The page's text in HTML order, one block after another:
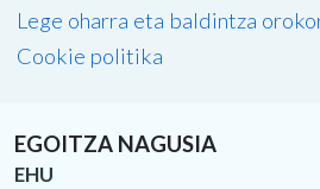
Lege oharra eta baldintza
Cookie politika
EGOITZA NAGUSIA
EHU